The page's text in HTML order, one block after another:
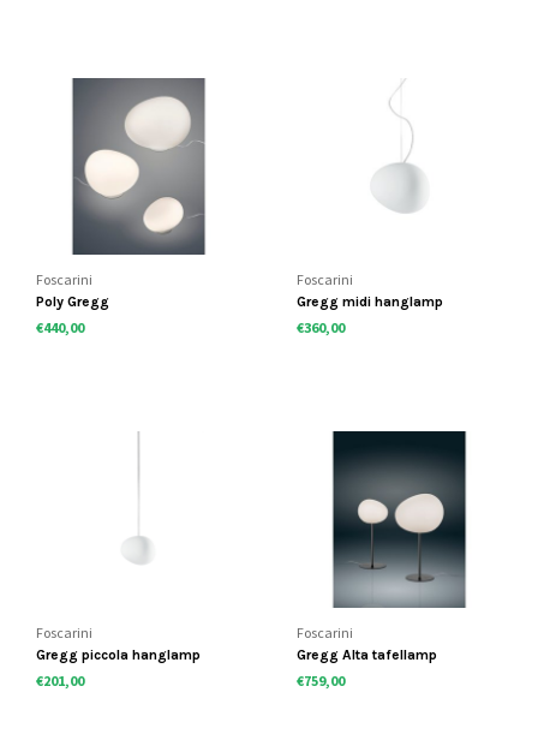
Foscarini
Poly Gregg
€440,00
Foscarini
Gregg midi hanglamp
€360,00
Foscarini
Gregg piccola hanglamp
€201,00
Foscarini
Gregg Alta tafellamp
€759,00